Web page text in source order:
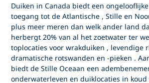
Duiken in Canada biedt een
toegang tot deAtlantische ,Stille en
plus meer meren dan welk ander land
herbergt 20% van al hetzoetwater ter
toplocatiesvoor wrakduiken , levendige
dramatische rotswanden en -pieken .
biedt deStille Oceaan een
onderwaterleven enduiklocaties in